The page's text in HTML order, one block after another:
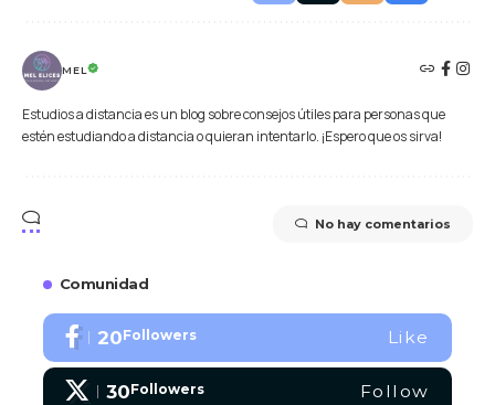
MEL
Estudios a distancia es un blog sobre consejos útiles para personas que
estén estudiando a distancia o quieran intentarlo. ¡Espero que os sirva!
No hay comentarios
Comunidad
20Followers Like
30Followers Follow